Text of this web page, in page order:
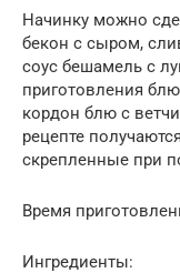
Начинку можно
бекон с сыром,
соус бешамель с
приготовления
кордон блю с
рецепте
скрепленные при
Время
Ингредиенты: